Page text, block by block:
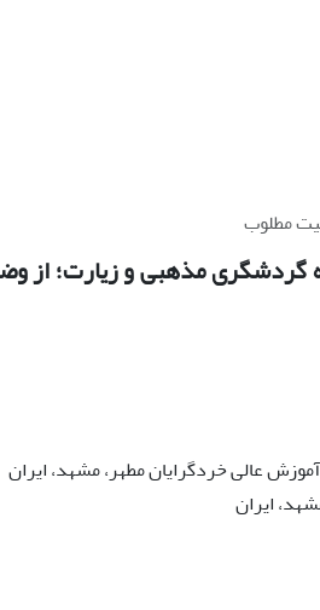
مطلوب
مذهبی و زیارت؛ از
عالی خردگرایان مطهر، مشهد، ایران
ایران